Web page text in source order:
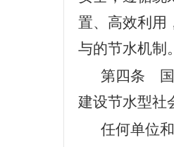
置、高效利用
与的节水机制。
第四条 国
建设节水型社
任何单位